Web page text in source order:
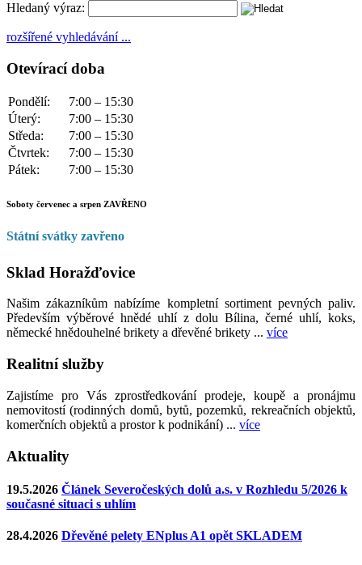
Hledaný výraz:
rozšířené vyhledávání ...
Otevírací doba
Pondělí:
7:00 – 15:30
Úterý:
7:00 – 15:30
Středa:
7:00 – 15:30
Čtvrtek:
7:00 – 15:30
Pátek:
7:00 – 15:30
Soboty červenec a srpen ZAVŘENO
Státní svátky zavřeno
Sklad Horažďovice
Našim zákazníkům nabízíme kompletní sortiment pevných paliv.
Především výběrové hnědé uhlí z dolu Bílina, černé uhlí, koks,
německé hnědouhelné brikety a dřevěné brikety ... více
Realitní služby
Zajistíme pro Vás zprostředkování prodeje, koupě a pronájmu
nemovitostí (rodinných domů, bytů, pozemků, rekreačních objektů,
komerčních objektů a prostor k podnikání) ... více
Aktuality
19.5.2026 Článek Severočeských dolů a.s. v Rozhledu 5/2026 k
současné situaci s uhlím
28.4.2026 Dřevěné pelety ENplus A1 opět SKLADEM